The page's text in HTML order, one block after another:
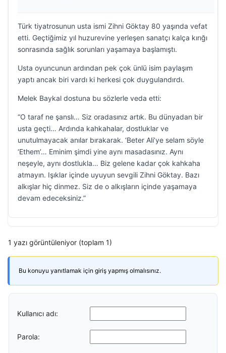
Türk tiyatrosunun usta ismi Zihni Göktay 80 yaşında vefat
etti. Geçtiğimiz yıl huzurevine yerleşen sanatçı kalça kırığı
sonrasında sağlık sorunları yaşamaya başlamıştı.
Usta oyuncunun ardından pek çok ünlü isim paylaşım
yaptı ancak biri vardı ki herkesi çok duygulandırdı.
Melek Baykal dostuna bu sözlerle veda etti:
“O taraf ne şanslı… Siz oradasınız artık. Bu dünyadan bir
usta geçti… Ardında kahkahalar, dostluklar ve
unutulmayacak anılar bırakarak. ‘Beter Ali’ye selam söyle
‘Ethem’… Eminim şimdi yine aynı masadasınız. Aynı
neşeyle, aynı dostlukla… Biz gelene kadar çok kahkaha
atmayın. Işıklar içinde uyuyun sevgili Zihni Göktay. Bazı
alkışlar hiç dinmez. Siz de o alkışların içinde yaşamaya
devam edeceksiniz.”
1 yazı görüntüleniyor (toplam 1)
Bu konuyu yanıtlamak için giriş yapmış olmalısınız.
Kullanıcı adı:
Parola: